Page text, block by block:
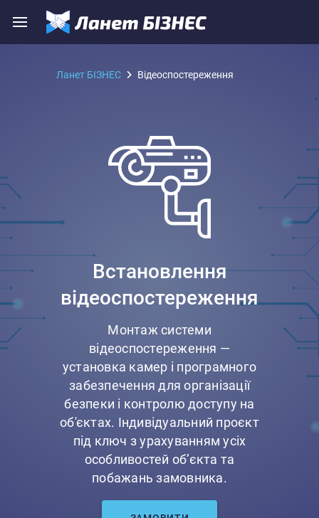
Ланет БІЗНЕС Відеоспостереження
Встановлення
відеоспостереження
Монтаж системи
відеоспостереження —
установка камер і програмного
забезпечення для організації
безпеки і контролю доступу на
об'єктах. Індивідуальний проєкт
під ключ з урахуванням усіх
особливостей об’єкта та
побажань замовника.